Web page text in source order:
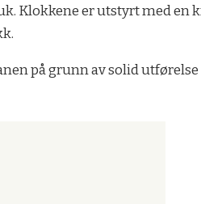
Klokkene er utstyrt med en
på grunn av solid